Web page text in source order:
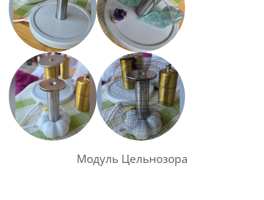
Модуль Цельнозора